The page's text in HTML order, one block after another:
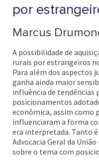
por
Marcus
A possibilidade de
rurais por estrangeiros
Para além dos aspectos
ganha ainda maior
influência de
posicionamentos
econômica, assim como
influenciaram a forma
era interpretada. Tanto é
Advocacia Geral da
sobre o tema com